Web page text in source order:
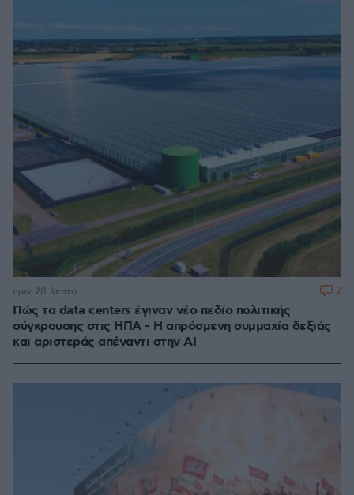
Πώς τα data centers έγιναν νέο πεδίο πολιτικής
σύγκρουσης στις ΗΠΑ - Η απρόσμενη συμμαχία δεξιάς
και αριστεράς απέναντι στην AI
πριν 28 λεπτά 2